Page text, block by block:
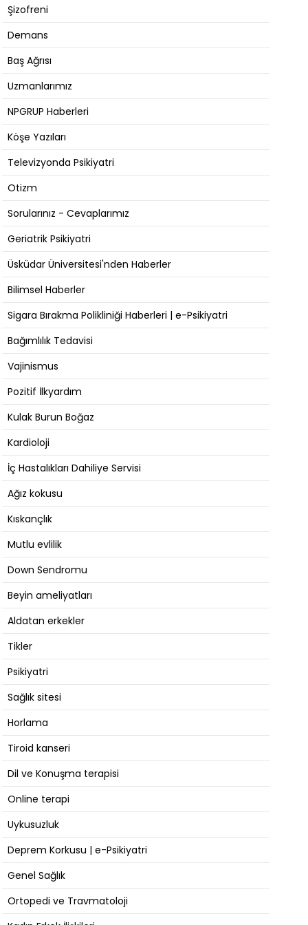
Şizofreni
Demans
Baş Ağrısı
Uzmanlarımız
NPGRUP Haberleri
Köşe Yazıları
Televizyonda Psikiyatri
Otizm
Sorularınız - Cevaplarımız
Geriatrik Psikiyatri
Üsküdar Üniversitesi'nden Haberler
Bilimsel Haberler
Sigara Bırakma Polikliniği Haberleri | e-Psikiyatri
Bağımlılık Tedavisi
Vajinismus
Pozitif İlkyardım
Kulak Burun Boğaz
Kardioloji
İç Hastalıkları Dahiliye Servisi
Ağız kokusu
Kıskançlık
Mutlu evlilik
Down Sendromu
Beyin ameliyatları
Aldatan erkekler
Tikler
Psikiyatri
Sağlık sitesi
Horlama
Tiroid kanseri
Dil ve Konuşma terapisi
Online terapi
Uykusuzluk
Deprem Korkusu | e-Psikiyatri
Genel Sağlık
Ortopedi ve Travmatoloji